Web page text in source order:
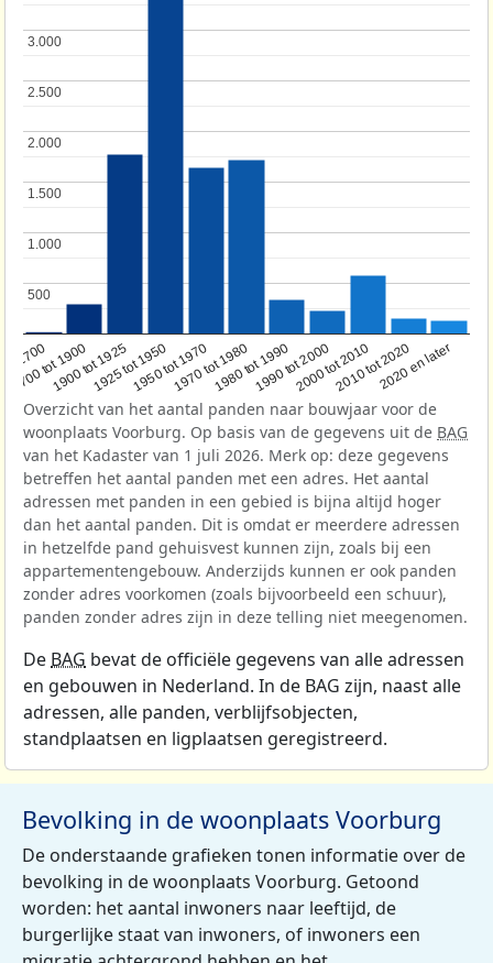
1700
1700 tot 1900
1900 tot 19251925 tot 19501950 tot 19701970 tot 19801980 tot 19901990 tot 20002000 tot 20102010 tot 20202020 en later
500
500
1.000
1.000
1.500
1.500
2.000
2.000
2.500
2.500
3.000
3.000
Overzicht van het aantal panden naar bouwjaar voor de
woonplaats Voorburg. Op basis van de gegevens uit de BAG
van het Kadaster van 1 juli 2026. Merk op: deze gegevens
betreffen het aantal panden met een adres. Het aantal
adressen met panden in een gebied is bijna altijd hoger
dan het aantal panden. Dit is omdat er meerdere adressen
in hetzelfde pand gehuisvest kunnen zijn, zoals bij een
appartementengebouw. Anderzijds kunnen er ook panden
zonder adres voorkomen (zoals bijvoorbeeld een schuur),
panden zonder adres zijn in deze telling niet meegenomen.
De BAG bevat de officiële gegevens van alle adressen
en gebouwen in Nederland. In de BAG zijn, naast alle
adressen, alle panden, verblijfsobjecten,
standplaatsen en ligplaatsen geregistreerd.
Bevolking in de woonplaats Voorburg
De onderstaande grafieken tonen informatie over de
bevolking in de woonplaats Voorburg. Getoond
worden: het aantal inwoners naar leeftijd, de
burgerlijke staat van inwoners, of inwoners een